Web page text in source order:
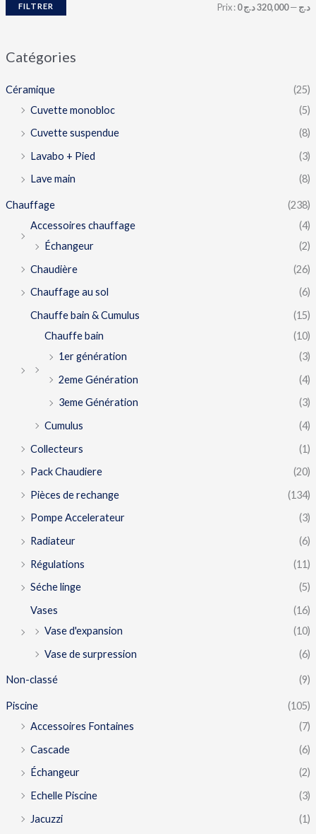
FILTRER Prix : 0 د.ج—320,000 د.ج
Catégories
Céramique
(25)
Cuvette monobloc
(5)
Cuvette suspendue
(8)
Lavabo + Pied
(3)
Lave main
(8)
Chauffage
(238)
Accessoires chauffage
(4)
Échangeur
(2)
Chaudière
(26)
Chauffage au sol
(6)
Chauffe bain & Cumulus
(15)
Chauffe bain
(10)
1er génération
(3)
2eme Génération
(4)
3eme Génération
(3)
Cumulus
(4)
Collecteurs
(1)
Pack Chaudiere
(20)
Pièces de rechange
(134)
Pompe Accelerateur
(3)
Radiateur
(6)
Régulations
(11)
Séche linge
(5)
Vases
(16)
Vase d'expansion
(10)
Vase de surpression
(6)
Non-classé (9)
Piscine
(105)
Accessoires Fontaines
(7)
Cascade
(6)
Échangeur
(2)
Echelle Piscine
(3)
Jacuzzi
(1)